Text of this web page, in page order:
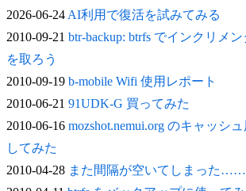
2026-06-24AI利用で復活を試みてみる
2010-09-21 btr-backup: btrfs でインクリメ
を取ろう
2010-09-19 b-mobile Wifi 使用レポート
2010-06-21 91UDK-G 買ってみた
2010-06-16 mozshot.nemui.org のキャッシ
してみた
2010-04-28 また間隔が空いてしまった……